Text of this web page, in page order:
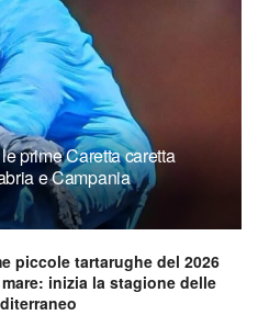
prime Caretta caretta
e Campania
piccole tartarughe del 2026
inizia la stagione delle